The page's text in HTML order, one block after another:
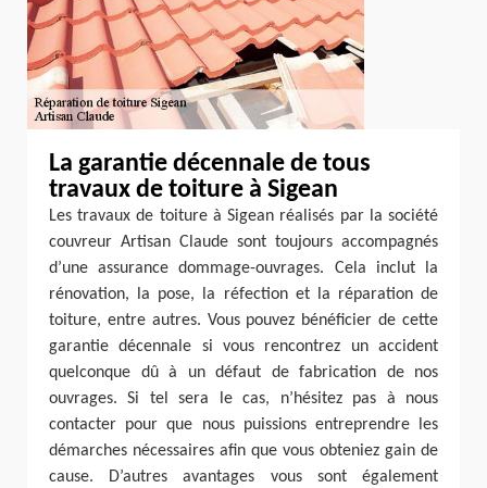
La garantie décennale de tous
travaux de toiture à Sigean
Les travaux de toiture à Sigean réalisés par la société
couvreur Artisan Claude sont toujours accompagnés
d’une assurance dommage-ouvrages. Cela inclut la
rénovation, la pose, la réfection et la réparation de
toiture, entre autres. Vous pouvez bénéficier de cette
garantie décennale si vous rencontrez un accident
quelconque dû à un défaut de fabrication de nos
ouvrages. Si tel sera le cas, n’hésitez pas à nous
contacter pour que nous puissions entreprendre les
démarches nécessaires afin que vous obteniez gain de
cause. D’autres avantages vous sont également